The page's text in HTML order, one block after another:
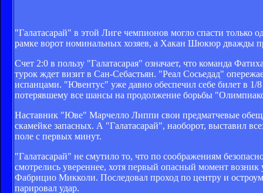
"Галатасарай" в этой Лиге чемпионов могло спасти
рамке ворот номинальных хозяев, а Хакан Шюкюр дважды
Счет 2:0 в пользу "Галатасарая" означает, что команда
турок ждет визит в Сан-Себастьян. "Реал Сосьедад"
испанцами. "Ювентус" уже давно обеспечил себе билет в
потерявшему все шансы на продолжение борьбы
Наставник "Юве" Марчелло Липпи свои предматчевые
скамейке запасных. А "Галатасарай", наоборот, выставил
поле с первых минут.
"Галатасарай" не смутило то, что по соображениям
смотрелись увереннее, хотя первый опасный момент
Фабрицио Микколи. Последовал проход по центру и
парировал удар.